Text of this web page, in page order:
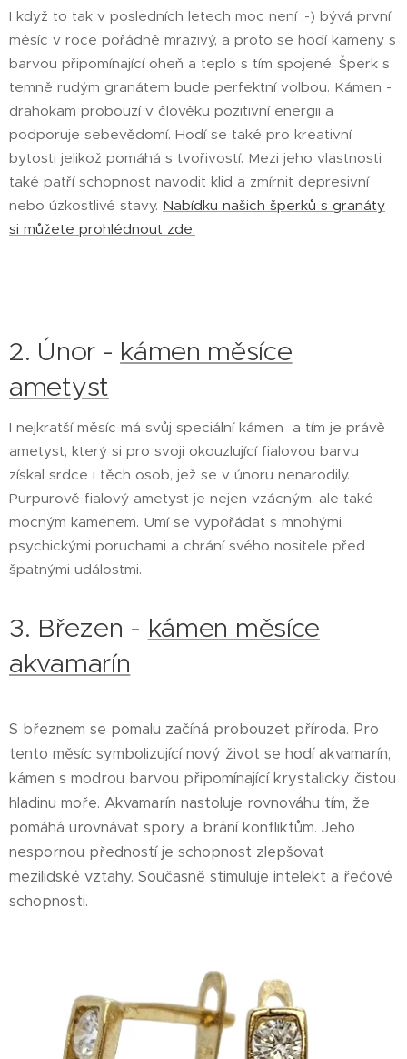
I když to tak v posledních letech moc není :-) bývá první
měsíc v roce pořádně mrazivý, a proto se hodí kameny s
barvou připomínající oheň a teplo s tím spojené. Šperk s
temně rudým granátem bude perfektní volbou. Kámen -
drahokam probouzí v člověku pozitivní energii a
podporuje sebevědomí. Hodí se také pro kreativní
bytosti jelikož pomáhá s tvořivostí. Mezi jeho vlastnosti
také patří schopnost navodit klid a zmírnit depresivní
nebo úzkostlivé stavy. Nabídku našich šperků s granáty
si můžete prohlédnout zde.
2. Únor - kámen měsíce
ametyst
I nejkratší měsíc má svůj speciální kámen a tím je právě
ametyst, který si pro svoji okouzlující fialovou barvu
získal srdce i těch osob, jež se v únoru nenarodily.
Purpurově fialový ametyst je nejen vzácným, ale také
mocným kamenem. Umí se vypořádat s mnohými
psychickými poruchami a chrání svého nositele před
špatnými událostmi.
3. Březen - kámen měsíce
akvamarín
S březnem se pomalu začíná probouzet příroda. Pro
tento měsíc symbolizující nový život se hodí akvamarín,
kámen s modrou barvou připomínající krystalicky čistou
hladinu moře. Akvamarín nastoluje rovnováhu tím, že
pomáhá urovnávat spory a brání konfliktům. Jeho
nespornou předností je schopnost zlepšovat
mezilidské vztahy. Současně stimuluje intelekt a řečové
schopnosti.